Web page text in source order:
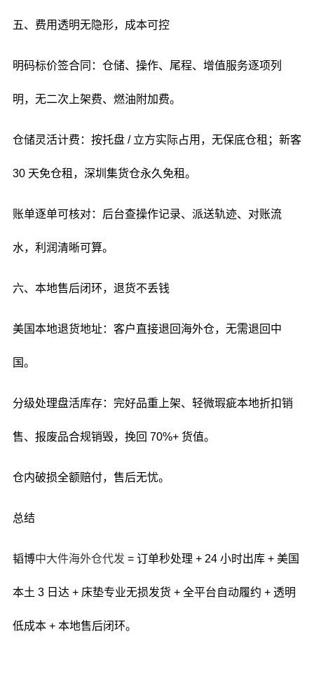
五、费用透明无隐形，成本可控
明码标价签合同：仓储、操作、尾程、增值服务逐项列
明，无二次上架费、燃油附加费。
仓储灵活计费：按托盘 / 立方实际占用，无保底仓租；新客
30 天免仓租，深圳集货仓永久免租。
账单逐单可核对：后台查操作记录、派送轨迹、对账流
水，利润清晰可算。
六、本地售后闭环，退货不丢钱
美国本地退货地址：客户直接退回海外仓，无需退回中
国。
分级处理盘活库存：完好品重上架、轻微瑕疵本地折扣销
售、报废品合规销毁，挽回 70%+ 货值。
仓内破损全额赔付，售后无忧。
总结
韬博中大件海外仓代发 = 订单秒处理 + 24 小时出库 + 美国
本土 3 日达 + 床垫专业无损发货 + 全平台自动履约 + 透明
低成本 + 本地售后闭环。